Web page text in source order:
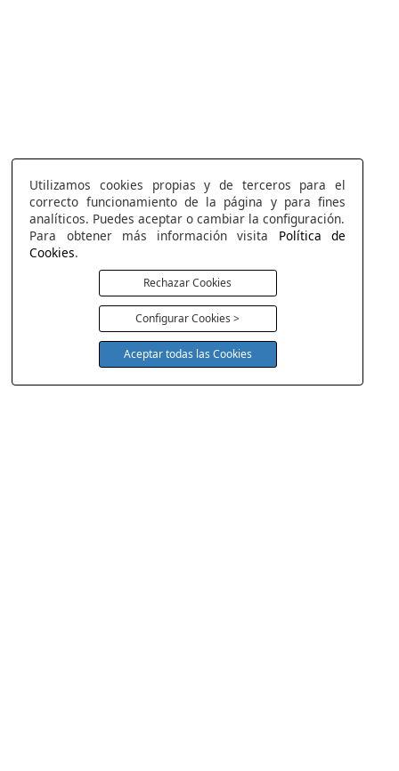
Utilizamos cookies propias y de terceros para el
correcto funcionamiento de la página y para fines
analíticos. Puedes aceptar o cambiar la configuración.
Para obtener más información visita Política de
Cookies.
Rechazar Cookies
Configurar Cookies >
Aceptar todas las Cookies